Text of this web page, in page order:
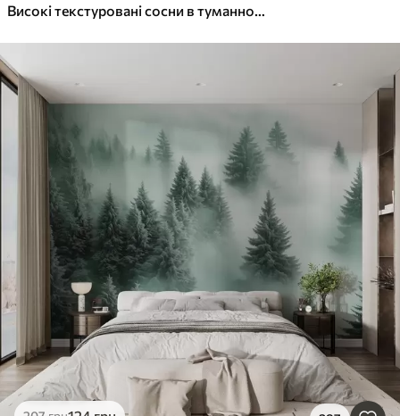
Високі текстуровані сосни в туманному лісі, з туманною, димчастою атмосферою